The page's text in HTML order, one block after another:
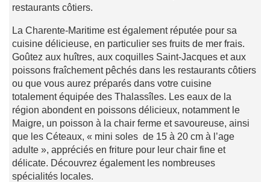
restaurants côtiers.
La Charente-Maritime est également réputée pour sa
cuisine délicieuse, en particulier ses fruits de mer frais.
Goûtez aux huîtres, aux coquilles Saint-Jacques et aux
poissons fraîchement pêchés dans les restaurants côtiers
ou que vous aurez préparés dans votre cuisine
totalement équipée des Thalassîles. Les eaux de la
région abondent en poissons délicieux, notamment le
Maigre, un poisson à la chair ferme et savoureuse, ainsi
que les Céteaux, « mini soles de 15 à 20 cm à l’age
adulte », appréciés en friture pour leur chair fine et
délicate. Découvrez également les nombreuses
spécialités locales.